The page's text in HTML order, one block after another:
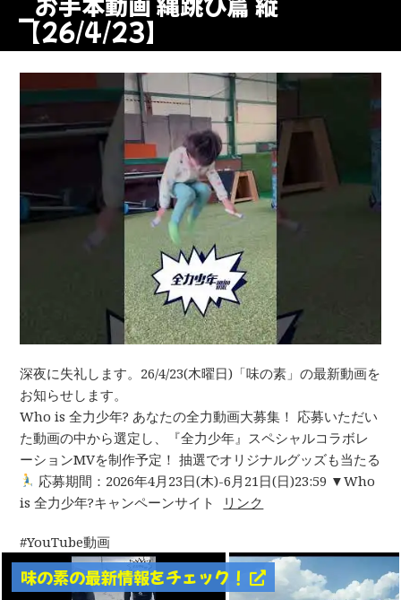
【26/4/23】
深夜に失礼します。26/4/23(木曜日)「味の素」の最新動画を
お知らせします。
Who is 全力少年? あなたの全力動画大募集！ 応募いただい
た動画の中から選定し、『全力少年』スペシャルコラボレ
ーションMVを制作予定！ 抽選でオリジナルグッズも当たる
応募期間：2026年4月23日(木)-6月21日(日)23:59 ▼Who
is 全力少年?キャンペーンサイト
リンク
YouTube動画
味の素の最新情報をチェック！